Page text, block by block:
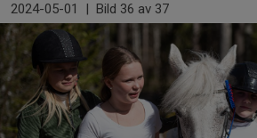
2024-05-01 | Bild 36 av 37